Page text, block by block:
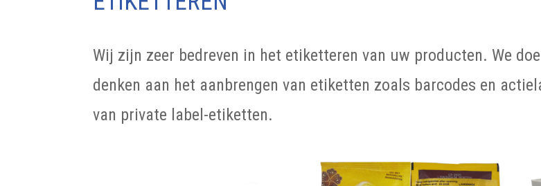
Wij zijn zeer bedreven in het etiketteren van uw producten. We
denken aan het aanbrengen van etiketten zoals barcodes en
van private label-etiketten.